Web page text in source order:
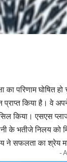
का परिणाम
प्राप्त किया है। वे
किया। एसएस
के भतीजे निलय को
सफलता का श्रेय
-